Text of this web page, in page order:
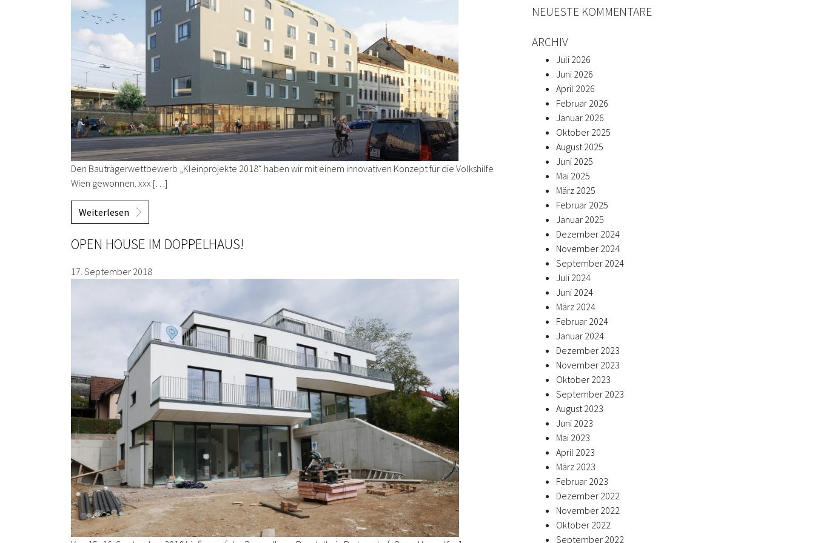
Den Bauträgerwettbewerb „Kleinprojekte 2018“ haben wir mit einem innovativen Konzept für die Volkshilfe
Wien gewonnen. xxx […]
Weiterlesen
OPEN HOUSE IM DOPPELHAUS!
17. September 2018
NEUESTE KOMMENTARE
ARCHIV
Juli 2026
Juni 2026
April 2026
Februar 2026
Januar 2026
Oktober 2025
August 2025
Juni 2025
Mai 2025
März 2025
Februar 2025
Januar 2025
Dezember 2024
November 2024
September 2024
Juli 2024
Juni 2024
März 2024
Februar 2024
Januar 2024
Dezember 2023
November 2023
Oktober 2023
September 2023
August 2023
Juni 2023
Mai 2023
April 2023
März 2023
Februar 2023
Dezember 2022
November 2022
Oktober 2022
September 2022